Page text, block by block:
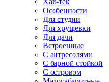
Хай-тек
Особенности
Для студии
Для хрущевки
Для дачи
Встроенные
С антресолями
С барной стойкой
С островом